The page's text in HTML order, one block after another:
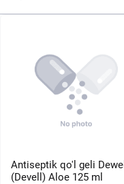
Antiseptik qo'l geli Dewell
(Devell) Aloe 125 ml